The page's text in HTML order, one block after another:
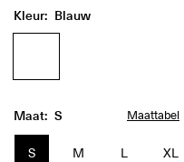
Kleur: Blauw
Maat: S Maattabel
S M L XL